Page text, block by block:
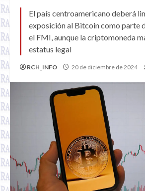
El país centroamericano deberá
exposición al Bitcoin como parte
el FMI, aunque la criptomoneda
estatus legal
RCH_INFO 20 de diciembre de 2024